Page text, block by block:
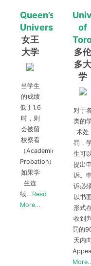
Queen’s
University
女王
大学
当学生
的成绩
低于1.6
时，则
会被留
校察看
（Academic
Probation）。
如果学
生连
续...Read
More...
of
多伦
多大
学
对于
类的
术处
罚，
生可以
提出申
诉。申
诉必
以书
形式
收到判
罚的
天内向